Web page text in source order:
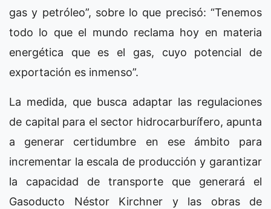
gas y petróleo”, sobre lo que precisó: “Tenemos
todo lo que el mundo reclama hoy en materia
energética que es el gas, cuyo potencial de
exportación es inmenso”.
La medida, que busca adaptar las regulaciones
de capital para el sector hidrocarburífero, apunta
a generar certidumbre en ese ámbito para
incrementar la escala de producción y garantizar
la capacidad de transporte que generará el
Gasoducto Néstor Kirchner y las obras de